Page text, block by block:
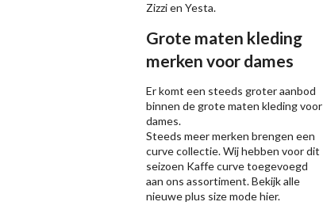
Zizzien Yesta.
Grote maten kleding
merken voor dames
Er komt een steeds groter aanbod
binnen de grote maten kleding voor
dames.
Steeds meer merken brengen een
curve collectie. Wij hebben voor dit
seizoen Kaffecurve toegevoegd
aan ons assortiment. Bekijk alle
nieuweplus size modehier.